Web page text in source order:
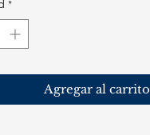
*
Agregar al carrito